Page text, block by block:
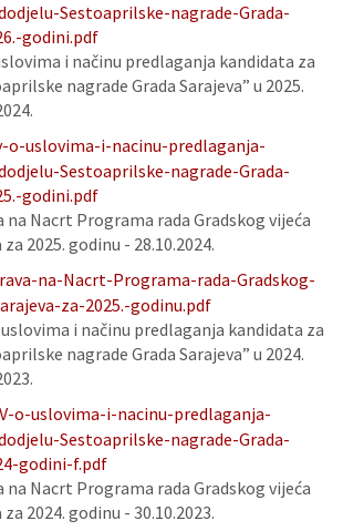
Sestoaprilske-nagrade-Grada-
godini.pdf
i načinu predlaganja kandidata za
nagrade Grada Sarajeva” u 2025.
o-uslovima-i-nacinu-predlaganja-
Sestoaprilske-nagrade-Grada-
godini.pdf
na Nacrt Programa rada Gradskog vijeća
2025. godinu - 28.10.2024.
na-Nacrt-Programa-rada-Gradskog-
za-2025.-godinu.pdf
uslovima i načinu predlaganja kandidata za
nagrade Grada Sarajeva” u 2024.
o-uslovima-i-nacinu-predlaganja-
Sestoaprilske-nagrade-Grada-
godini-f.pdf
na Nacrt Programa rada Gradskog vijeća
2024. godinu - 30.10.2023.